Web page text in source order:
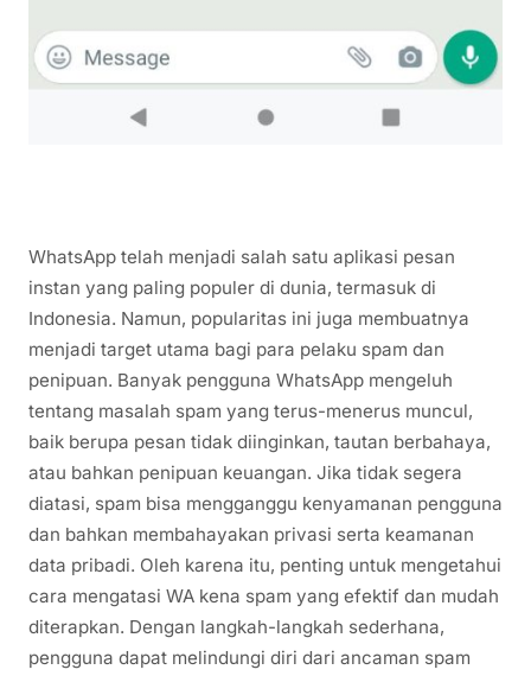
WhatsApp telah menjadi salah satu aplikasi pesan
instan yang paling populer di dunia, termasuk di
Indonesia. Namun, popularitas ini juga membuatnya
menjadi target utama bagi para pelaku spam dan
penipuan. Banyak pengguna WhatsApp mengeluh
tentang masalah spam yang terus-menerus muncul,
baik berupa pesan tidak diinginkan, tautan berbahaya,
atau bahkan penipuan keuangan. Jika tidak segera
diatasi, spam bisa mengganggu kenyamanan pengguna
dan bahkan membahayakan privasi serta keamanan
data pribadi. Oleh karena itu, penting untuk mengetahui
cara mengatasi WA kena spam yang efektif dan mudah
diterapkan. Dengan langkah-langkah sederhana,
pengguna dapat melindungi diri dari ancaman spam